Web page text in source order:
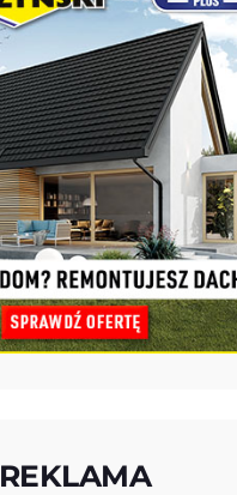
REKLAMA